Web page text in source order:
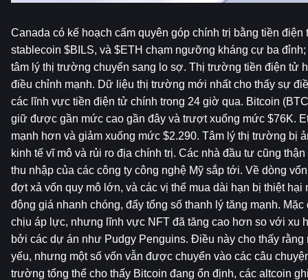
Canada có kế hoạch cấm quyên góp chính trị bằng tiền điện
stablecoin $BILS, và $ETH chạm ngưỡng kháng cự ba
tâm lý thị trường chuyển sang lo sợ. Thị trường tiền điện tử
điều chỉnh mạnh. Dữ liệu thị trường mới nhất cho thấy sự
các lĩnh vực tiền điện tử chính trong 24 giờ qua. Bitcoin
giữ được gần mức cao gần đây và trượt xuống mức $76K.
mạnh hơn và giảm xuống mức $2.290. Tâm lý thị trường bị
kinh tế vĩ mô và rủi ro địa chính trị. Các nhà đầu tư cũng
thu nhập của các công ty công nghệ Mỹ sắp tới. Về dòng
đợt xả vốn quy mô lớn, và các vị thế mua dài hạn bị thiệt hại
động giá nhanh chóng, đẩy tổng số thanh lý tăng mạnh.
chịu áp lực, nhưng lĩnh vực NFT đã tăng cao hơn so với xu
bởi các dự án như Pudgy Penguins. Điều này cho thấy rằng
yếu, nhưng một số vốn vẫn được chuyển vào các câu
trường tổng thể cho thấy Bitcoin đang ổn định, các altcoin